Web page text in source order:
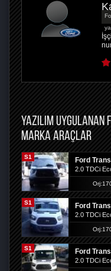
YAZILIM UYGULANAN
MARKA ARAÇLAR
S1 Ford
2.0 TDCi
S1 Ford
2.0 TDCi
S1 Ford
2.0 TDCi